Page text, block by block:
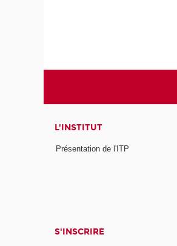
L'INSTITUT
Présentation de l'ITP
S'INSCRIRE